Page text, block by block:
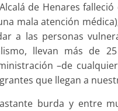
de Henares
mala atención
a las personas
llevan más de
–de
que llegan a
burda y entre